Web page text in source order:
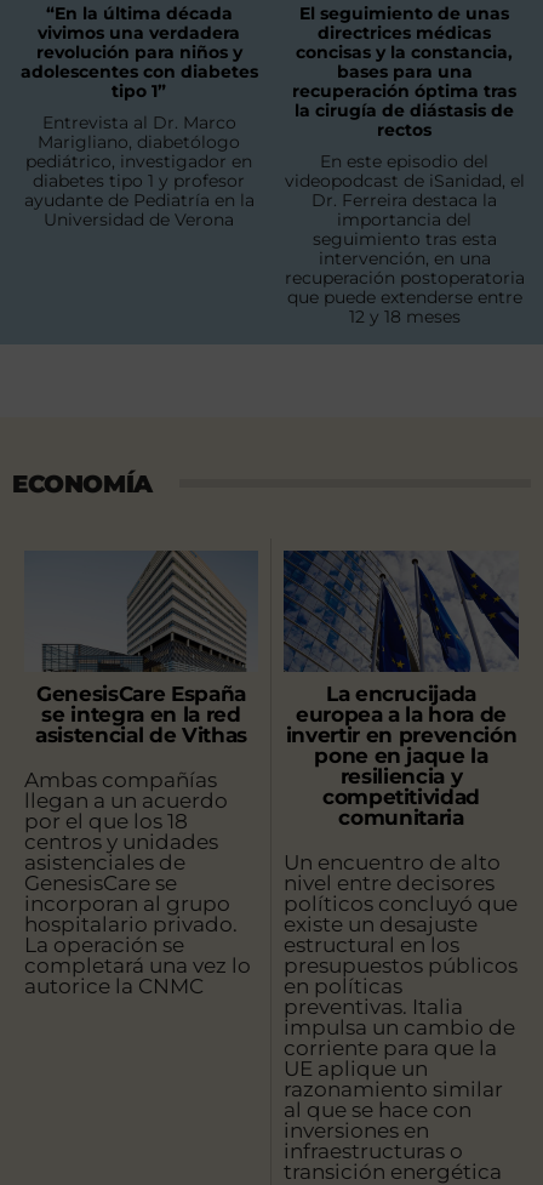
“En la última década
vivimos una verdadera
revolución para niños y
adolescentes con diabetes
tipo 1”
Entrevista al Dr. Marco
Marigliano, diabetólogo
pediátrico, investigador en
diabetes tipo 1 y profesor
ayudante de Pediatría en la
Universidad de Verona
El seguimiento de unas
directrices médicas
concisas y la constancia,
bases para una
recuperación óptima tras
la cirugía de diástasis de
rectos
En este episodio del
videopodcast de iSanidad, el
Dr. Ferreira destaca la
importancia del
seguimiento tras esta
intervención, en una
recuperación postoperatoria
que puede extenderse entre
12 y 18 meses
ECONOMÍA
GenesisCare España
se integra en la red
asistencial de Vithas
Ambas compañías
llegan a un acuerdo
por el que los 18
centros y unidades
asistenciales de
GenesisCare se
incorporan al grupo
hospitalario privado.
La operación se
completará una vez lo
autorice la CNMC
La encrucijada
europea a la hora de
invertir en prevención
pone en jaque la
resiliencia y
competitividad
comunitaria
Un encuentro de alto
nivel entre decisores
políticos concluyó que
existe un desajuste
estructural en los
presupuestos públicos
en políticas
preventivas. Italia
impulsa un cambio de
corriente para que la
UE aplique un
razonamiento similar
al que se hace con
inversiones en
infraestructuras o
transición energética